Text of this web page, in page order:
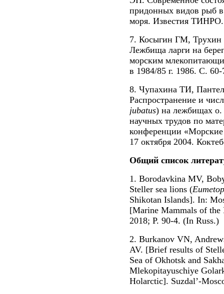
придонных видов рыб в
моря. Известия ТИНРО.
7. Косыгин ГМ,
Лежбища ларги на
морским
в 1984/85 г. 1986. С. 60-
8. Чупахина ТИ,
Распространение и
jubatus) на лежбищах
научных трудов по
конференции
17 октября 2004.
Общий список
1. Borodavkina MV,
Steller sea lions (
Shikotan Islands]. In:
[Marine Mammals of
2018; P. 90-4. (In Russ.)
2. Burkanov VN,
AV. [Brief results of
Sea of Okhotsk and
Mlekopitayuschiye
Holarctic]. Suzdal’-